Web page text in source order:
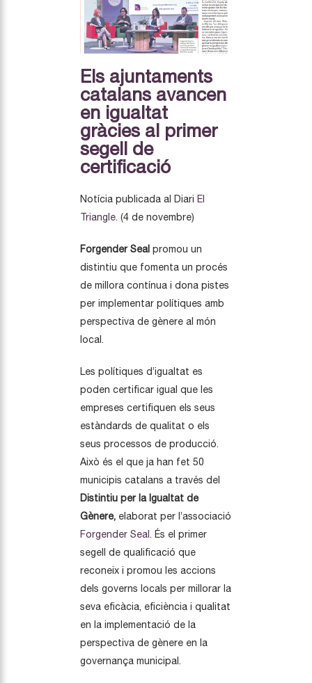
Els ajuntaments
catalans avancen
en igualtat
gràcies al primer
segell de
certificació
Notícia publicada al Diari El
Triangle. (4 de novembre)
Forgender Seal promou un
distintiu que fomenta un procés
de millora contínua i dona pistes
per implementar polítiques amb
perspectiva de gènere al món
local.
Les polítiques d’igualtat es
poden certificar igual que les
empreses certifiquen els seus
estàndards de qualitat o els
seus processos de producció.
Això és el que ja han fet 50
municipis catalans a través del
Distintiu per la Igualtat de
Gènere, elaborat per l’associació
Forgender Seal. És el primer
segell de qualificació que
reconeix i promou les accions
dels governs locals per millorar la
seva eficàcia, eficiència i qualitat
en la implementació de la
perspectiva de gènere en la
governança municipal.